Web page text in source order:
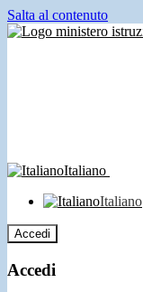
Salta al contenuto
Italiano
Italiano
Accedi
Accedi